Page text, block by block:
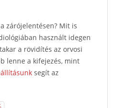
zárójelentésen? Mit is
használt idegen
a rövidítés az orvosi
lenne a kifejezés, mint
segít az